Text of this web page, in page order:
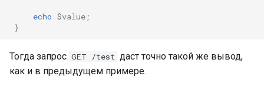
weauth
websocket
echo $value ;
}
Тогда запрос GET /test даст точно такой же вывод,
как и в предыдущем примере.